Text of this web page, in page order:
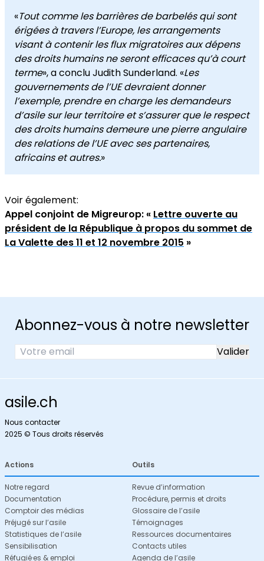
«Tout comme les barrières de barbelés qui sont
érigées à travers l’Europe, les arrangements
visant à contenir les flux migratoires aux dépens
des droits humains ne seront efficaces qu’à court
terme», a conclu Judith Sunderland. «Les
gouvernements de l’UE devraient donner
l’exemple, prendre en charge les demandeurs
d’asile sur leur territoire et s’assurer que le respect
des droits humains demeure une pierre angulaire
des relations de l’UE avec ses partenaires,
africains et autres.»
Voir également:
Appel conjoint de Migreurop: « Lettre ouverte au
président de la République à propos du sommet de
La Valette des 11 et 12 novembre 2015 »
Abonnez-vous à notre newsletter
asile.ch
Nous contacter
2025 © Tous droits réservés
Actions
Notre regard
Documentation
Comptoir des médias
Préjugé sur l’asile
Statistiques de l’asile
Sensibilisation
Réfugié·es & emploi
Outils
Revue d’information
Procédure, permis et droits
Glossaire de l’asile
Témoignages
Ressources documentaires
Contacts utiles
Agenda de l’asile